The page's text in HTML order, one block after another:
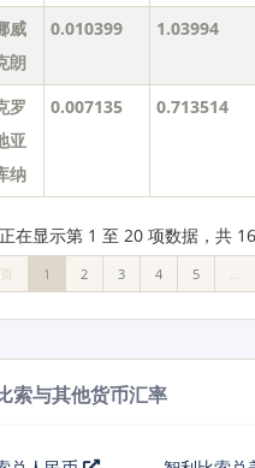
威
朗
0.010399 1.03994
罗
亚
纳
0.007135 0.713514
正在显示第 1 至 20 项数据，共
1 2 3 4 5 …
索与其他货币汇率